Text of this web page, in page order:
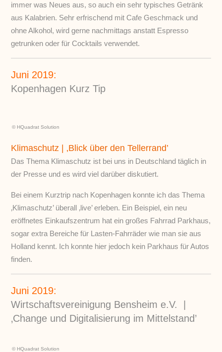
immer was Neues aus, so auch ein sehr typisches Getränk
aus Kalabrien. Sehr erfrischend mit Cafe Geschmack und
ohne Alkohol, wird gerne nachmittags anstatt Espresso
getrunken oder für Cocktails verwendet.
Juni 2019:
Kopenhagen Kurz Tip
© HQuadrat Solution
Klimaschutz | ‚Blick über den Tellerrand’
Das Thema Klimaschutz ist bei uns in Deutschland täglich in
der Presse und es wird viel darüber diskutiert.
Bei einem Kurztrip nach Kopenhagen konnte ich das Thema
‚Klimaschutz’ überall ‚live’ erleben. Ein Beispiel, ein neu
eröffnetes Einkaufszentrum hat ein großes Fahrrad Parkhaus,
sogar extra Bereiche für Lasten-Fahrräder wie man sie aus
Holland kennt. Ich konnte hier jedoch kein Parkhaus für Autos
finden.
Juni 2019:
Wirtschaftsvereinigung Bensheim e.V. |
‚Change und Digitalisierung im Mittelstand’
© HQuadrat Solution